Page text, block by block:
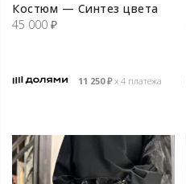
Костюм — Синтез цвета
45 000 ₽
11 250₽х 4 платежа